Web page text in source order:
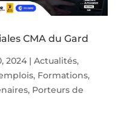
CMA du Gard
2024| Actualités,
, Formations,
, Porteurs de